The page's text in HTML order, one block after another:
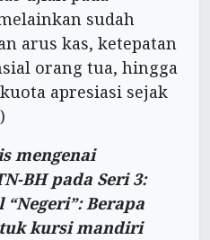
sudah
arus kas, ketepatan
orang tua, hingga
apresiasi sejak
mengenai
BH pada Seri 3:
Berapa
kursi mandiri